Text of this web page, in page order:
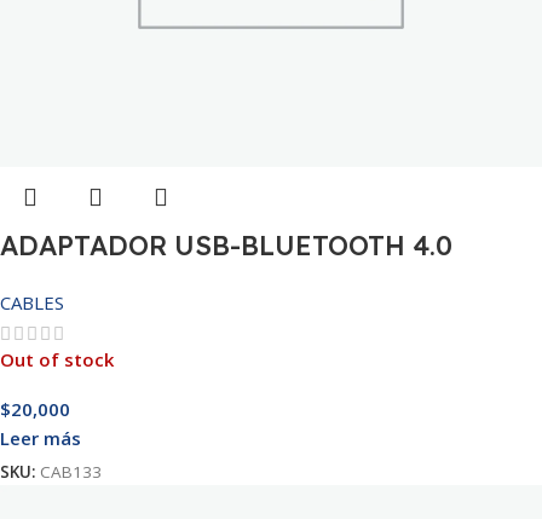
ADAPTADOR USB-BLUETOOTH 4.0
CABLES
Out of stock
$20,000
Leer más
SKU: CAB133